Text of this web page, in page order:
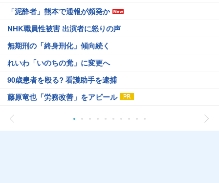
「泥酔者」熊本で通報が頻発か
NHK職員性被害 出演者に怒りの声
無期刑の「終身刑化」傾向続く
れいわ「いのちの党」に変更へ
90歳患者を殴る? 看護助手を逮捕
藤原竜也「労務改善」をアピール